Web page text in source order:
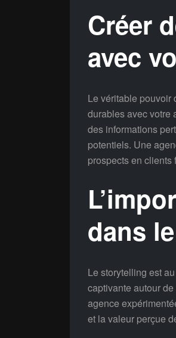
Créer
avec
Le véritable pouvoir
durables avec votre
des informations
potentiels. Une
prospects en clients
dans
Le storytelling est
captivante autour
agence
et la valeur perçue